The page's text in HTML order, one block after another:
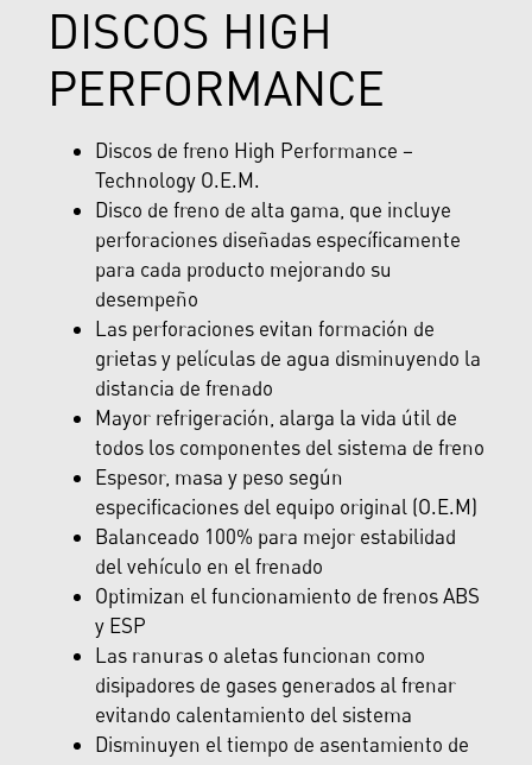
DISCOS HIGH
PERFORMANCE
Discos de freno High Performance –
Technology O.E.M.
Disco de freno de alta gama, que incluye
perforaciones diseñadas específicamente
para cada producto mejorando su
desempeño
Las perforaciones evitan formación de
grietas y películas de agua disminuyendo la
distancia de frenado
Mayor refrigeración, alarga la vida útil de
todos los componentes del sistema de freno
Espesor, masa y peso según
especificaciones del equipo original (O.E.M)
Balanceado 100% para mejor estabilidad
del vehículo en el frenado
Optimizan el funcionamiento de frenos ABS
y ESP
Las ranuras o aletas funcionan como
disipadores de gases generados al frenar
evitando calentamiento del sistema
Disminuyen el tiempo de asentamiento de